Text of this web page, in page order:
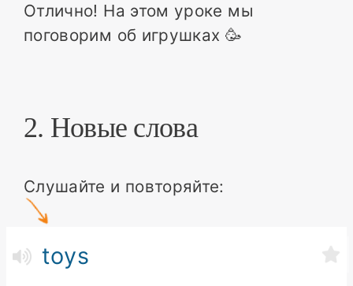
Отлично! На этом уроке мы
поговорим об игрушках 🥳
2. Новые слова
Слушайте и повторяйте:
toys